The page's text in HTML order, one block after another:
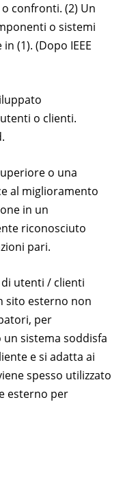
confronti. (2) Un
o sistemi
(1). (Dopo IEEE
o clienti.
o una
al miglioramento
in un
riconosciuto
pari.
utenti / clienti
sito esterno non
per
sistema soddisfa
e si adatta ai
spesso utilizzato
esterno per